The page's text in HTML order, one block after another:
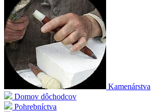
Kamenárstva
Domov dôchodcov
Pohrebníctva